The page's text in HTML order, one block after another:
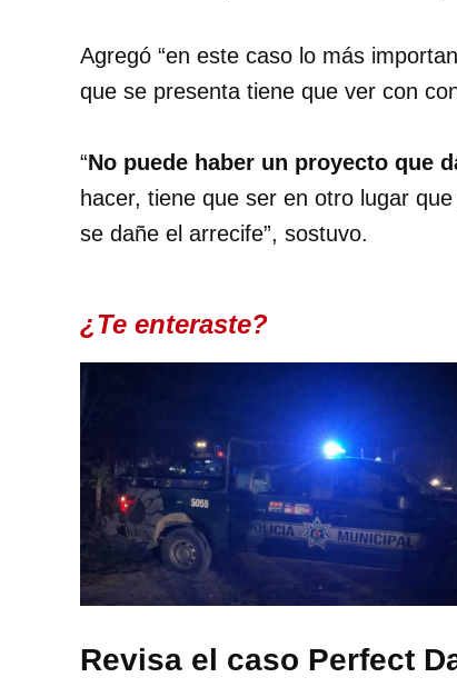
Agregó “en este caso lo más
que se presenta tiene que ver con
“No puede haber un proyecto que
hacer, tiene que ser en otro lugar
se dañe el arrecife”, sostuvo.
¿Te enteraste?
Revisa el caso Perfect